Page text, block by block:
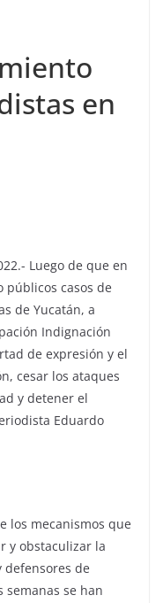
en
Luego de que en
públicos casos de
de Yucatán, a
Indignación
de expresión y el
cesar los ataques
y detener el
Eduardo
los mecanismos que
y obstaculizar la
de
semanas se han